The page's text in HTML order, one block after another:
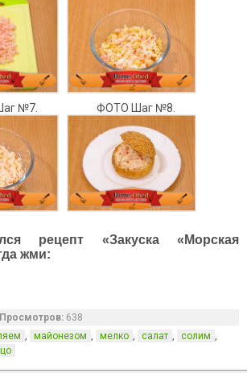
№7. ФОТО Шаг №8.
рецепт «Закуска «Морская
жми:
Просмотров: 638
, майонезом , мелко , салат , солим ,